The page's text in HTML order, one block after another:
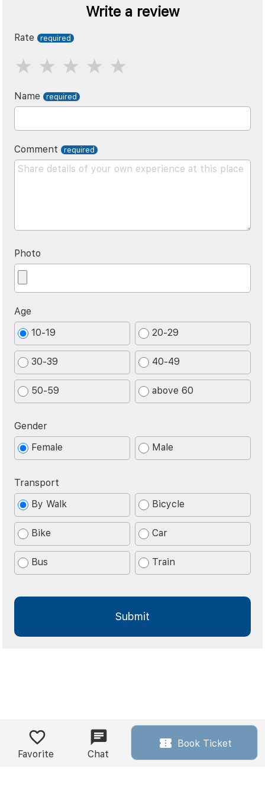
Write a review
Rate
Name
Comment
Photo
Age
10-19
20-29
30-39 40-49
50-59 above 60
Gender
Female
Male
Transport
By Walk
Bicycle
Bike Car
Bus Train
Favorite Chat
Book Ticket